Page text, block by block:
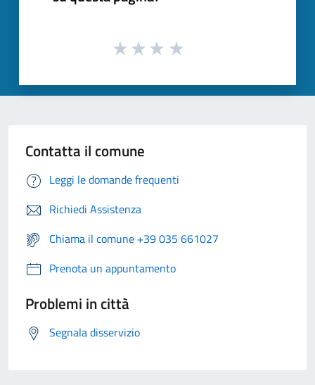
Contatta il comune
Leggi le domande frequenti
Richiedi Assistenza
Chiama il comune +39 035 661027
Prenota un appuntamento
Problemi in città
Segnala disservizio